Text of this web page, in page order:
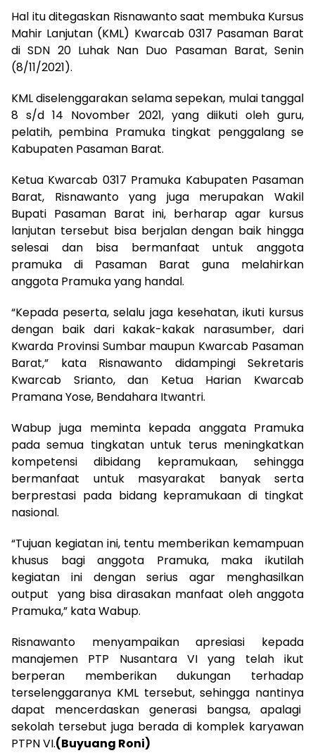
Hal itu ditegaskan Risnawanto saat membuka Kursus
Mahir Lanjutan (KML) Kwarcab 0317 Pasaman Barat
di SDN 20 Luhak Nan Duo Pasaman Barat, Senin
(8/11/2021).
KML diselenggarakan selama sepekan, mulai tanggal
8 s/d 14 Novomber 2021, yang diikuti oleh guru,
pelatih, pembina Pramuka tingkat penggalang se
Kabupaten Pasaman Barat.
Ketua Kwarcab 0317 Pramuka Kabupaten Pasaman
Barat, Risnawanto yang juga merupakan Wakil
Bupati Pasaman Barat ini, berharap agar kursus
lanjutan tersebut bisa berjalan dengan baik hingga
selesai dan bisa bermanfaat untuk anggota
pramuka di Pasaman Barat guna melahirkan
anggota Pramuka yang handal.
“Kepada peserta, selalu jaga kesehatan, ikuti kursus
dengan baik dari kakak-kakak narasumber, dari
Kwarda Provinsi Sumbar maupun Kwarcab Pasaman
Barat,” kata Risnawanto didampingi Sekretaris
Kwarcab Srianto, dan Ketua Harian Kwarcab
Pramana Yose, Bendahara Itwantri.
Wabup juga meminta kepada anggata Pramuka
pada semua tingkatan untuk terus meningkatkan
kompetensi dibidang kepramukaan, sehingga
bermanfaat untuk masyarakat banyak serta
berprestasi pada bidang kepramukaan di tingkat
nasional.
“Tujuan kegiatan ini, tentu memberikan kemampuan
khusus bagi anggota Pramuka, maka ikutilah
kegiatan ini dengan serius agar menghasilkan
output yang bisa dirasakan manfaat oleh anggota
Pramuka,” kata Wabup.
Risnawanto menyampaikan apresiasi kepada
manajemen PTP Nusantara VI yang telah ikut
berperan memberikan dukungan terhadap
terselenggaranya KML tersebut, sehingga nantinya
dapat mencerdaskan generasi bangsa, apalagi
sekolah tersebut juga berada di komplek karyawan
PTPN VI.(Buyuang Roni)